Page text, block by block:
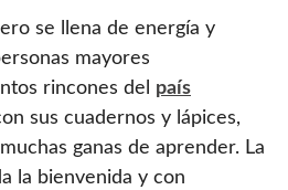
se llena de energía y
mayores
rincones del país
sus cuadernos y lápices,
ganas de aprender. La
la bienvenida y con